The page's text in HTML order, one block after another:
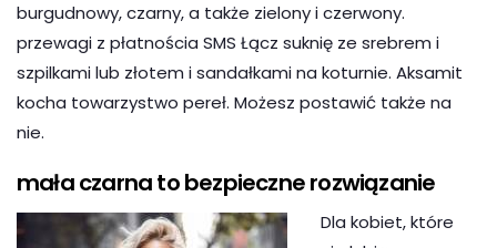
burgudnowy, czarny, a także zielony i czerwony.
przewagi z płatnościa SMS Łącz suknię ze srebrem i
szpilkami lub złotem i sandałkami na koturnie. Aksamit
kocha towarzystwo pereł. Możesz postawić także na
nie.
mała czarna to bezpieczne rozwiązanie
Dla kobiet, które